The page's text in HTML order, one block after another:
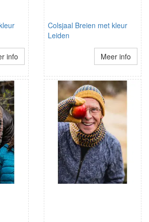
info
Colsjaal Breien met kleur
Leiden
Meer info